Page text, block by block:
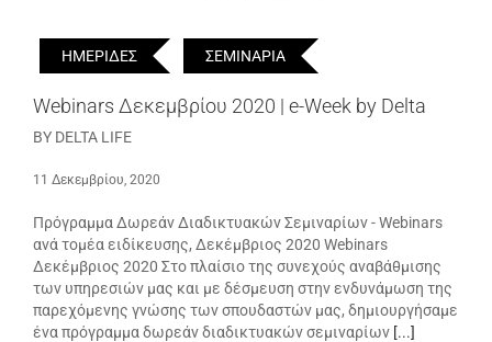
ΗΜΕΡΙΔΕΣ ΣΕΜΙΝΑΡΙΑ
Webinars Δεκεμβρίου 2020 | e-Week by Delta
BY DELTA LIFE
11 Δεκεμβρίου, 2020
Πρόγραμμα Δωρεάν Διαδικτυακών Σεμιναρίων - Webinars
ανά τομέα ειδίκευσης, Δεκέμβριος 2020 Webinars
Δεκέμβριος 2020 Στο πλαίσιο της συνεχούς αναβάθμισης
των υπηρεσιών μας και με δέσμευση στην ενδυνάμωση της
παρεχόμενης γνώσης των σπουδαστών μας, δημιουργήσαμε
ένα πρόγραμμα δωρεάν διαδικτυακών σεμιναρίων [...]